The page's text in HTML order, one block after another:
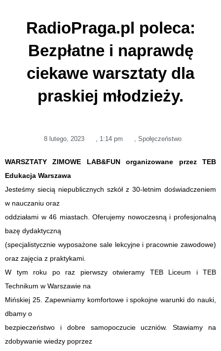
RadioPraga.pl poleca:
Bezpłatne i naprawdę
ciekawe warsztaty dla
praskiej młodzieży.
8 lutego, 2023 , 1:14 pm , Społęczeństwo
WARSZTATY ZIMOWE LAB&FUN organizowane przez TEB
Edukacja Warszawa
Jesteśmy siecią niepublicznych szkół z 30-letnim doświadczeniem
w nauczaniu oraz
oddziałami w 46 miastach. Oferujemy nowoczesną i profesjonalną
bazę dydaktyczną
(specjalistycznie wyposażone sale lekcyjne i pracownie zawodowe)
oraz zajęcia z praktykami.
W tym roku po raz pierwszy otwieramy TEB Liceum i TEB
Technikum w Warszawie na
Mińskiej 25. Zapewniamy komfortowe i spokojne warunki do nauki,
dbamy o
bezpieczeństwo i dobre samopoczucie uczniów. Stawiamy na
zdobywanie wiedzy poprzez